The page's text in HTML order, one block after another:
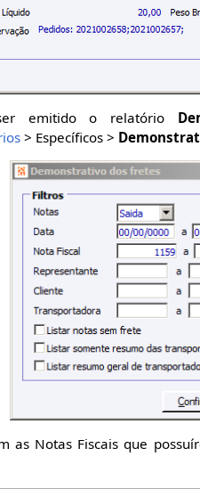
emitido o relatório
> Específicos >
as Notas Fiscais que